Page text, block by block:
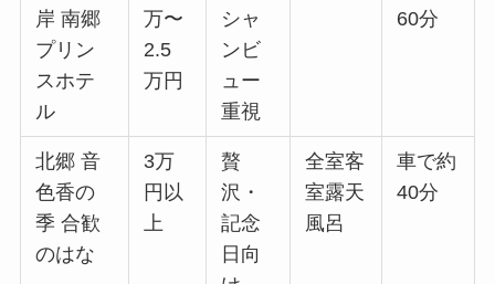
岸 南郷
プリン
スホテ
ル
万〜
2.5
万円
シャ
ンビ
ュー
重視
60分
北郷 音
色香の
季 合歓
のはな
3万
円以
上
贅
沢・
記念
日向
全室客
室露天
風呂
車で約
40分